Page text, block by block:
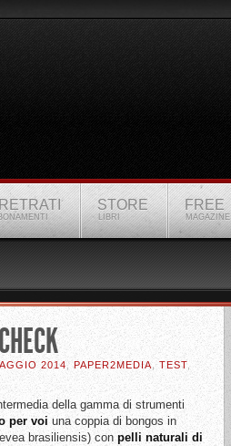
STORE
LIBRI
FREE
MAGAZINE
2014 ,PAPER2MEDIA, TEST
della gamma di strumenti
per voi una coppia di bongos in
brasiliensis) con pelli naturali di